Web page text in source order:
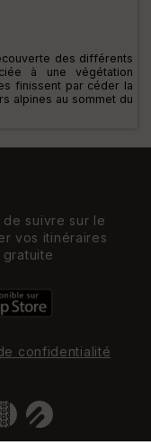
des différents
à une végétation
finissent par céder la
alpines au sommet du
suivre sur le
vos itinéraires
gratuite
confidentialité